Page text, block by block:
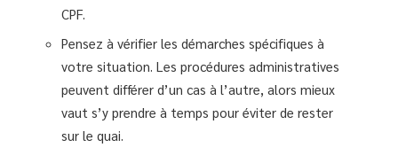
CPF.
Pensez à vérifier les démarches spécifiques à
votre situation. Les procédures administratives
peuvent différer d’un cas à l’autre, alors mieux
vaut s’y prendre à temps pour éviter de rester
sur le quai.